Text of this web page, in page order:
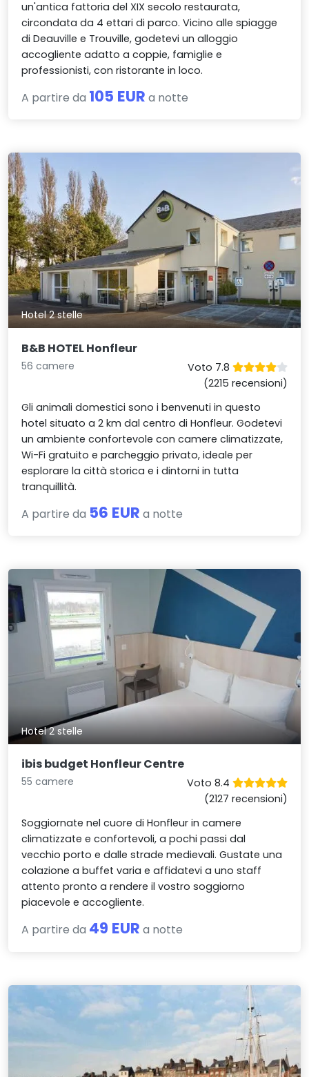
un'antica fattoria del XIX secolo restaurata,
circondata da 4 ettari di parco. Vicino alle spiagge
di Deauville e Trouville, godetevi un alloggio
accogliente adatto a coppie, famiglie e
professionisti, con ristorante in loco.
A partire da 105 EUR a notte
Hotel 2 stelle
B&B HOTEL Honfleur
56 camere
Voto 7.8
(2215 recensioni)
Gli animali domestici sono i benvenuti in questo
hotel situato a 2 km dal centro di Honfleur. Godetevi
un ambiente confortevole con camere climatizzate,
Wi-Fi gratuito e parcheggio privato, ideale per
esplorare la città storica e i dintorni in tutta
tranquillità.
A partire da 56 EUR a notte
Hotel 2 stelle
ibis budget Honfleur Centre
55 camere
Voto 8.4
(2127 recensioni)
Soggiornate nel cuore di Honfleur in camere
climatizzate e confortevoli, a pochi passi dal
vecchio porto e dalle strade medievali. Gustate una
colazione a buffet varia e affidatevi a uno staff
attento pronto a rendere il vostro soggiorno
piacevole e accogliente.
A partire da 49 EUR a notte